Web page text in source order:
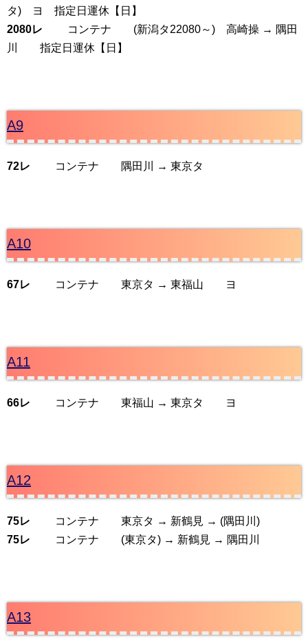
タ) ヨ 指定日運休【日】
2080レ コンテナ (新潟タ22080～) 高崎操 → 隅田
川 指定日運休【日】
A9
72レ コンテナ 隅田川 → 東京タ
A10
67レ コンテナ 東京タ → 東福山 ヨ
A11
66レ コンテナ 東福山 → 東京タ ヨ
A12
75レ コンテナ 東京タ → 新鶴見 → (隅田川)
75レ コンテナ (東京タ) → 新鶴見 → 隅田川
A13